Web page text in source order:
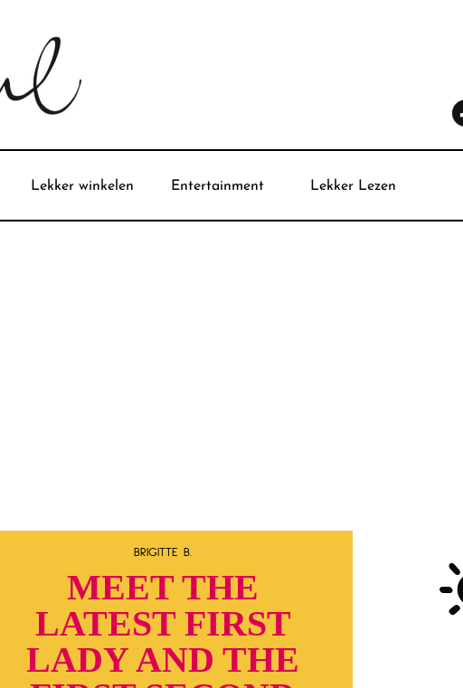
Lekker winkelen Entertainment Lekker Lezen
BRIGITTE B.
MEET THE
LATEST FIRST
LADY AND THE